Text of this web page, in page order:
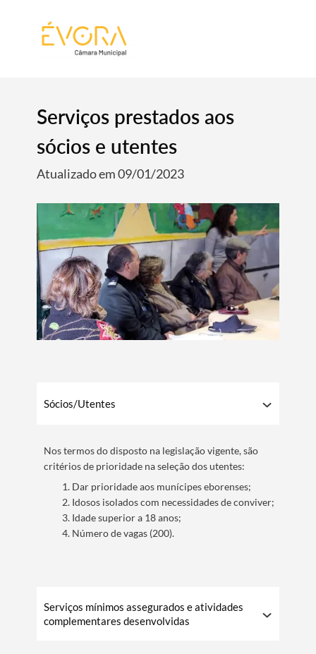
Serviços prestados aos
sócios e utentes
Atualizado em 09/01/2023
​Sócios/Utentes
Nos termos do disposto na legislação vigente, são
critérios de prioridade na seleção dos utentes:
Dar prioridade aos munícipes eborenses;
Idosos isolados com necessidades de conviver;
Idade superior a 18 anos;
Número de vagas (200).
Serviços mínimos assegurados e atividades
complementares desenvolvidas